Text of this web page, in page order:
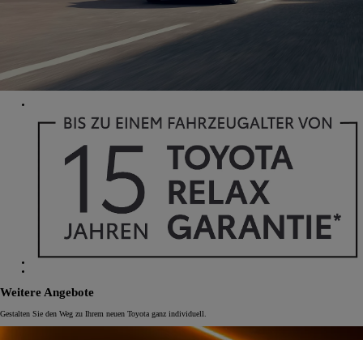
Weitere Angebote
Gestalten Sie den Weg zu Ihrem neuen Toyota ganz individuell.